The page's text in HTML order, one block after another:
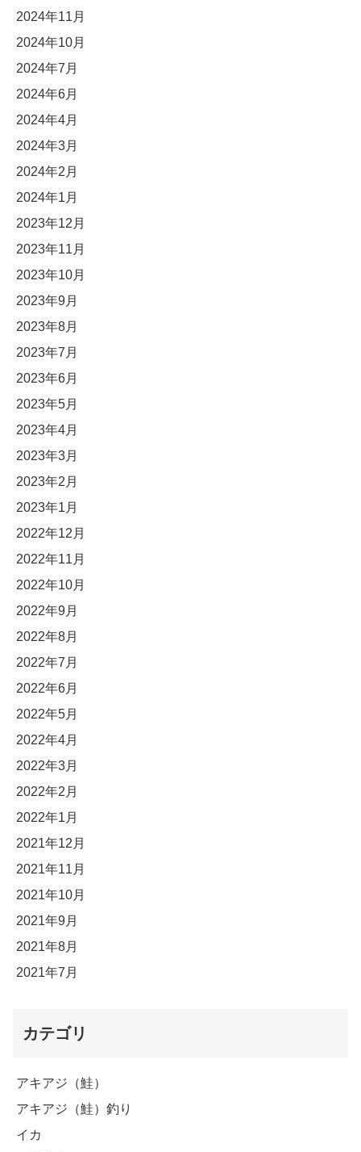
2024年11月
2024年10月
2024年7月
2024年6月
2024年4月
2024年3月
2024年2月
2024年1月
2023年12月
2023年11月
2023年10月
2023年9月
2023年8月
2023年7月
2023年6月
2023年5月
2023年4月
2023年3月
2023年2月
2023年1月
2022年12月
2022年11月
2022年10月
2022年9月
2022年8月
2022年7月
2022年6月
2022年5月
2022年4月
2022年3月
2022年2月
2022年1月
2021年12月
2021年11月
2021年10月
2021年9月
2021年8月
2021年7月
カテゴリ
アキアジ（鮭）
アキアジ（鮭）釣り
イカ